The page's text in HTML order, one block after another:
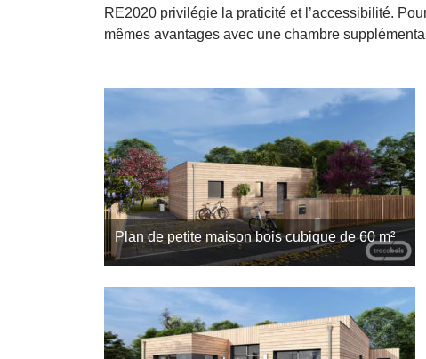
RE2020 privilégie la praticité et l’accessibilité.
mêmes avantages avec une chambre
Plan de petite maison bois cubique de 60 m²
surface et grande en confort. La preuve en image
avec ce plan cubique réalisé par Trecobois,